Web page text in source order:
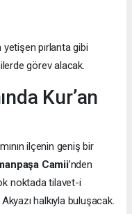
pırlanta gibi
görev alacak.
Kur’an
ilçenin geniş bir
Camii’nden
noktada tilavet-i
halkıyla buluşacak.